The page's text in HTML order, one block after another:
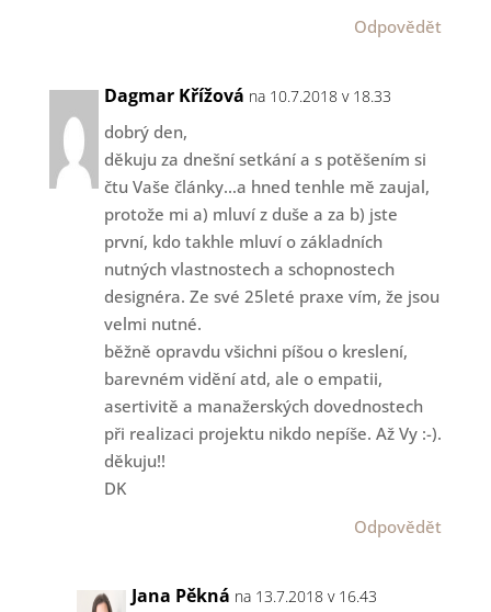
Odpovědět
Dagmar Křížová na 10.7.2018 v 18.33
dobrý den,
děkuju za dnešní setkání a s potěšením si
čtu Vaše články…a hned tenhle mě zaujal,
protože mi a) mluví z duše a za b) jste
první, kdo takhle mluví o základních
nutných vlastnostech a schopnostech
designéra. Ze své 25leté praxe vím, že jsou
velmi nutné.
běžně opravdu všichni píšou o kreslení,
barevném vidění atd, ale o empatii,
asertivitě a manažerských dovednostech
při realizaci projektu nikdo nepíše. Až Vy :-).
děkuju!!
DK
Odpovědět
Jana Pěkná na 13.7.2018 v 16.43